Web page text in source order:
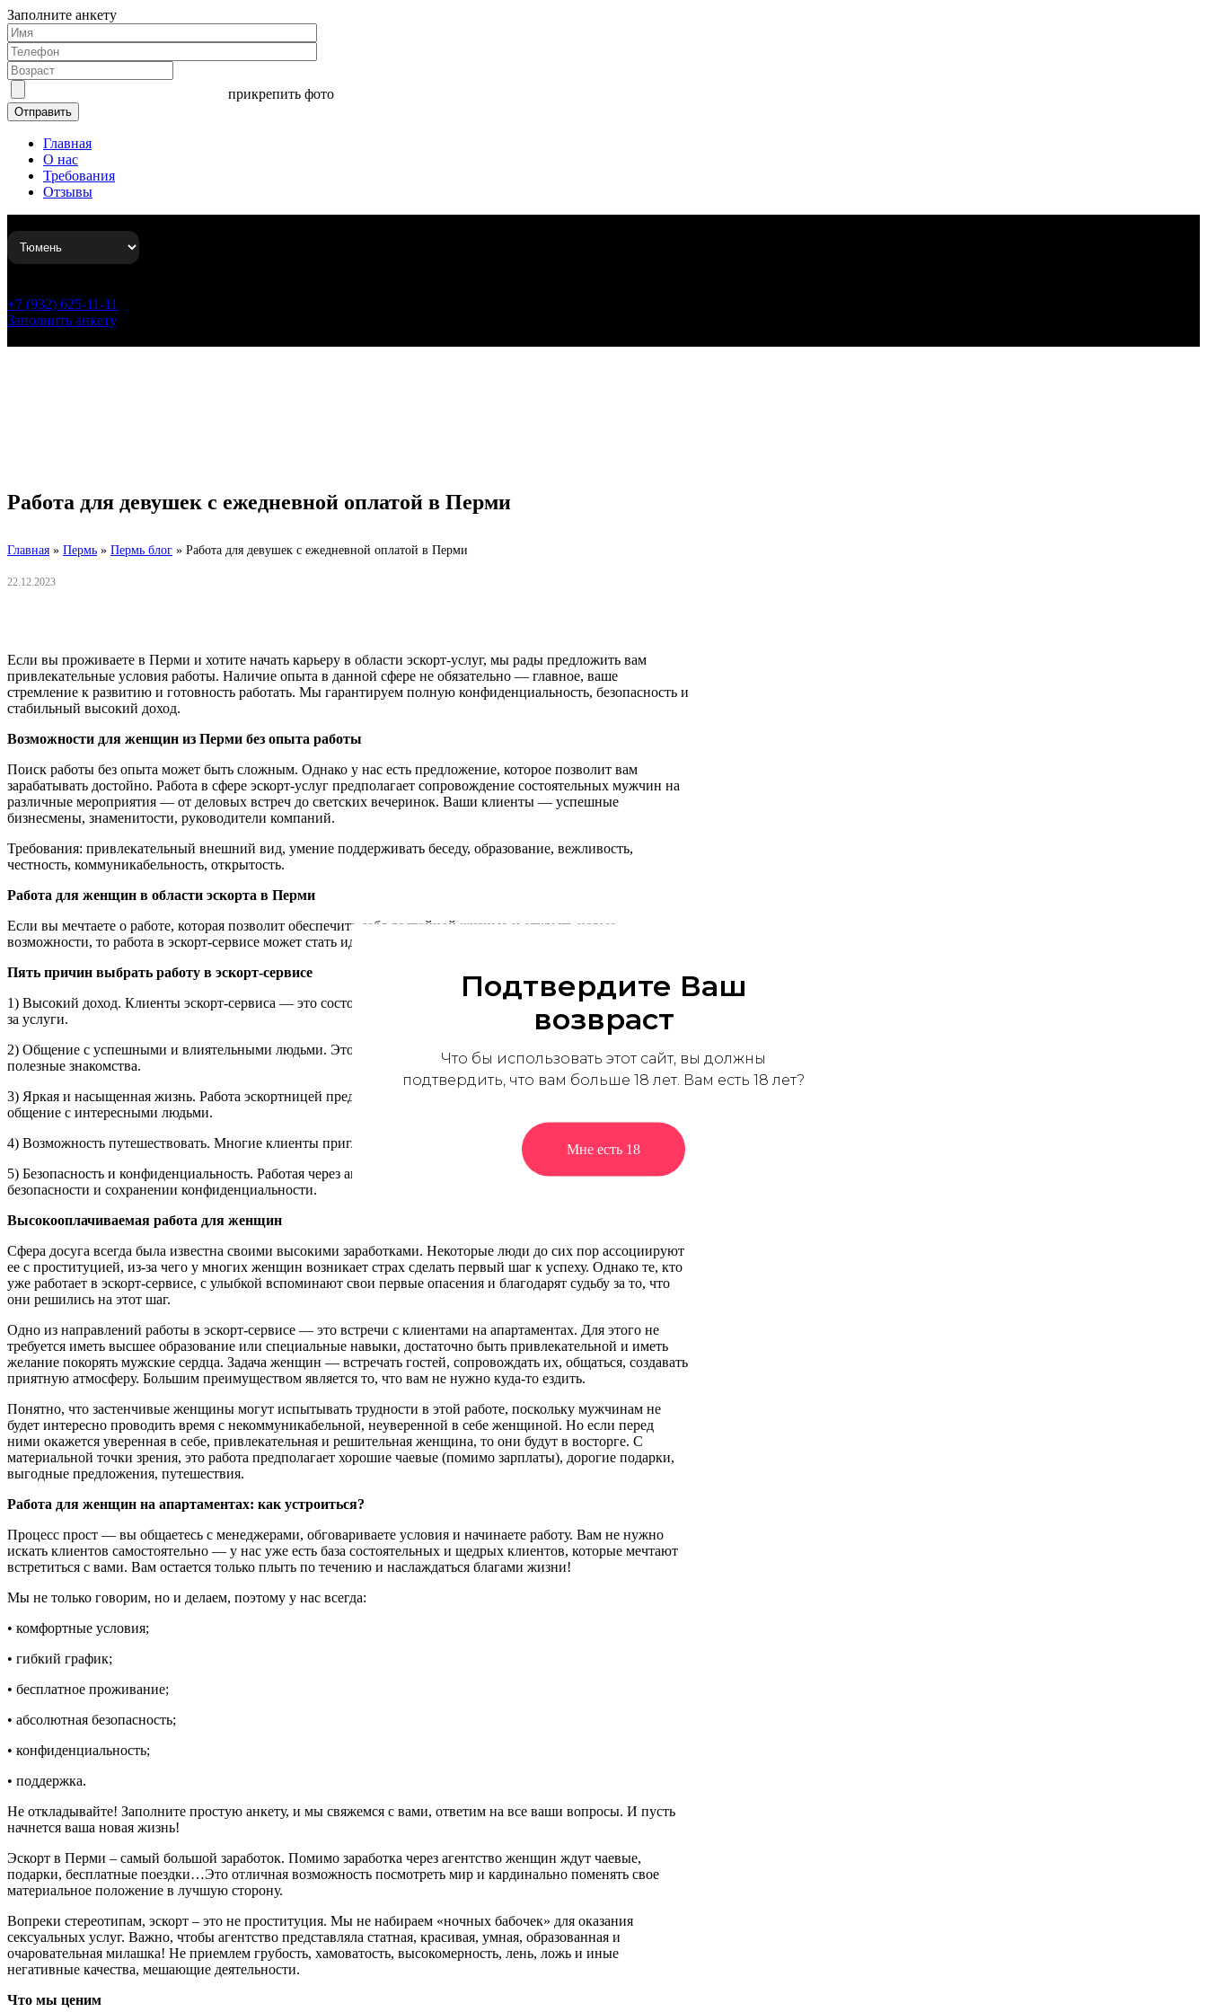
Заполните анкету
прикрепить фото
Главная
О нас
Требования
Отзывы
+7 (932) 625-11-11
Заполнить анкету
Работа для девушек с ежедневной оплатой в Перми
Главная » Пермь » Пермь блог » Работа для девушек с ежедневной оплатой в Перми
22.12.2023
Если вы проживаете в Перми и хотите начать карьеру в области эскорт-услуг, мы рады предложить вам
привлекательные условия работы. Наличие опыта в данной сфере не обязательно — главное, ваше
стремление к развитию и готовность работать. Мы гарантируем полную конфиденциальность, безопасность и
стабильный высокий доход.
Возможности для женщин из Перми без опыта работы
Поиск работы без опыта может быть сложным. Однако у нас есть предложение, которое позволит вам
зарабатывать достойно. Работа в сфере эскорт-услуг предполагает сопровождение состоятельных мужчин на
различные мероприятия — от деловых встреч до светских вечеринок. Ваши клиенты — успешные
бизнесмены, знаменитости, руководители компаний.
Требования: привлекательный внешний вид, умение поддерживать беседу, образование, вежливость,
честность, коммуникабельность, открытость.
Работа для женщин в области эскорта в Перми
Если вы мечтаете о работе, которая позволит обеспечить себя достойной жизнью и открыть новые
возможности, то работа в эскорт-сервисе может стать идеальным решением для вас.
Пять причин выбрать работу в эскорт-сервисе
1) Высокий доход. Клиенты эскорт-сервиса — это состоятельные люди, которые готовы щедро вознаграждать
за услуги.
2) Общение с успешными и влиятельными людьми. Это открывает новые возможности и позволяет получить
полезные знакомства.
3) Яркая и насыщенная жизнь. Работа эскортницей предполагает посещение различных мероприятий и
общение с интересными людьми.
4) Возможность путешествовать. Многие клиенты приглашают женщин с собой в путешествия.
5) Безопасность и конфиденциальность. Работая через агентство, вы можете быть уверены в своей
безопасности и сохранении конфиденциальности.
Высокооплачиваемая работа для женщин
Сфера досуга всегда была известна своими высокими заработками. Некоторые люди до сих пор ассоциируют
ее с проституцией, из-за чего у многих женщин возникает страх сделать первый шаг к успеху. Однако те, кто
уже работает в эскорт-сервисе, с улыбкой вспоминают свои первые опасения и благодарят судьбу за то, что
они решились на этот шаг.
Одно из направлений работы в эскорт-сервисе — это встречи с клиентами на апартаментах. Для этого не
требуется иметь высшее образование или специальные навыки, достаточно быть привлекательной и иметь
желание покорять мужские сердца. Задача женщин — встречать гостей, сопровождать их, общаться, создавать
приятную атмосферу. Большим преимуществом является то, что вам не нужно куда-то ездить.
Понятно, что застенчивые женщины могут испытывать трудности в этой работе, поскольку мужчинам не
будет интересно проводить время с некоммуникабельной, неуверенной в себе женщиной. Но если перед
ними окажется уверенная в себе, привлекательная и решительная женщина, то они будут в восторге. С
материальной точки зрения, это работа предполагает хорошие чаевые (помимо зарплаты), дорогие подарки,
выгодные предложения, путешествия.
Работа для женщин на апартаментах: как устроиться?
Процесс прост — вы общаетесь с менеджерами, обговариваете условия и начинаете работу. Вам не нужно
искать клиентов самостоятельно — у нас уже есть база состоятельных и щедрых клиентов, которые мечтают
встретиться с вами. Вам остается только плыть по течению и наслаждаться благами жизни!
Мы не только говорим, но и делаем, поэтому у нас всегда:
• комфортные условия;
• гибкий график;
• бесплатное проживание;
• абсолютная безопасность;
• конфиденциальность;
• поддержка.
Не откладывайте! Заполните простую анкету, и мы свяжемся с вами, ответим на все ваши вопросы. И пусть
начнется ваша новая жизнь!
Эскорт в Перми – самый большой заработок. Помимо заработка через агентство женщин ждут чаевые,
подарки, бесплатные поездки…Это отличная возможность посмотреть мир и кардинально поменять свое
материальное положение в лучшую сторону.
Вопреки стереотипам, эскорт – это не проституция. Мы не набираем «ночных бабочек» для оказания
сексуальных услуг. Важно, чтобы агентство представляла статная, красивая, умная, образованная и
очаровательная милашка! Не приемлем грубость, хамоватость, высокомерность, лень, ложь и иные
негативные качества, мешающие деятельности.
Что мы ценим
Подтвердите Ваш
возвраст
Что бы использовать этот сайт, вы должны
подтвердить, что вам больше 18 лет. Вам есть 18 лет?
Мне есть 18